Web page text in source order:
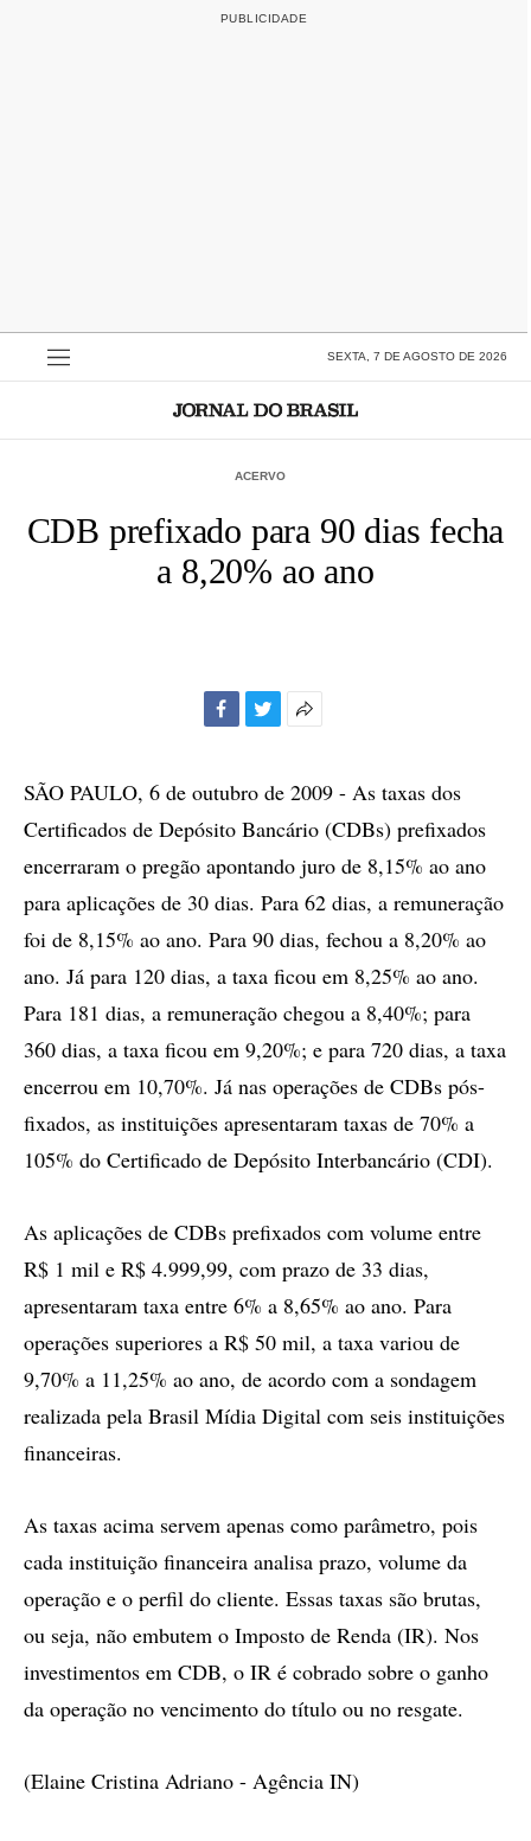
SEXTA, 7 DE AGOSTO DE 2026
ACERVO
CDB prefixado para 90 dias fecha
a 8,20% ao ano
compartilhamento
SÃO PAULO, 6 de outubro de 2009 - As taxas dos
Certificados de Depósito Bancário (CDBs) prefixados
encerraram o pregão apontando juro de 8,15% ao ano
para aplicações de 30 dias. Para 62 dias, a remuneração
foi de 8,15% ao ano. Para 90 dias, fechou a 8,20% ao
ano. Já para 120 dias, a taxa ficou em 8,25% ao ano.
Para 181 dias, a remuneração chegou a 8,40%; para
360 dias, a taxa ficou em 9,20%; e para 720 dias, a taxa
encerrou em 10,70%. Já nas operações de CDBs pós-
fixados, as instituições apresentaram taxas de 70% a
105% do Certificado de Depósito Interbancário (CDI).
As aplicações de CDBs prefixados com volume entre
R$ 1 mil e R$ 4.999,99, com prazo de 33 dias,
apresentaram taxa entre 6% a 8,65% ao ano. Para
operações superiores a R$ 50 mil, a taxa variou de
9,70% a 11,25% ao ano, de acordo com a sondagem
realizada pela Brasil Mídia Digital com seis instituições
financeiras.
As taxas acima servem apenas como parâmetro, pois
cada instituição financeira analisa prazo, volume da
operação e o perfil do cliente. Essas taxas são brutas,
ou seja, não embutem o Imposto de Renda (IR). Nos
investimentos em CDB, o IR é cobrado sobre o ganho
da operação no vencimento do título ou no resgate.
(Elaine Cristina Adriano - Agência IN)